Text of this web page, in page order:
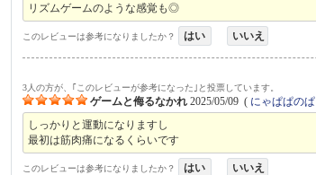
リズムゲームのような感覚も◎
このレビューは参考になりましたか？ はい いいえ
3人の方が、｢このレビューが参考になった｣と投票しています。
ゲームと侮るなかれ 2025/05/09 ( にゃぱぱのぱ
しっかりと運動になりますし
最初は筋肉痛になるくらいです
このレビューは参考になりましたか？ はい いいえ